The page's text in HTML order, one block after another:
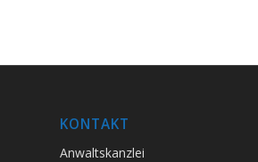
KONTAKT
Anwaltskanzlei